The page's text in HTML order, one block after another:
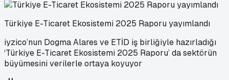
Türkiye E-Ticaret Ekosistemi 2025 Raporu yayımlandı
iyzico’nun Dogma Alares ve ETİD iş birliğiyle hazırladığı
‘Türkiye E-Ticaret Ekosistemi 2025 Raporu’ da sektörün
büyümesini verilerle ortaya koyuyor